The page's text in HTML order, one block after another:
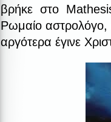
βρήκε στο
Ρωμαίο αστρολόγο,
αργότερα έγινε